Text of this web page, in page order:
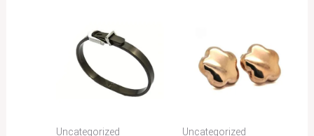
Uncategorized Uncategorized